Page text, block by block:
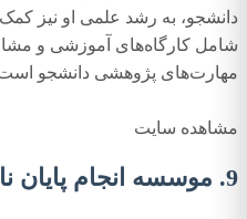
دانشجو، به رشد علمی او نیز
شامل کارگاه‌های آموزشی و
مهارت‌های پژوهشی دانشجو
مشاهده سایت
9. موسسه انجام پایان نامه اسکولز